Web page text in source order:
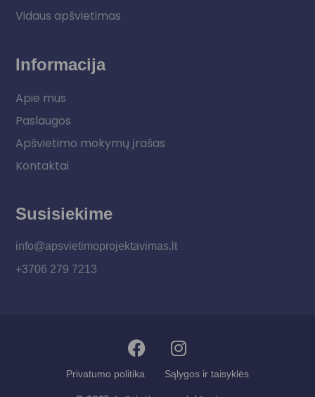
Vidaus apšvietimas
Informacija
Apie mus
Paslaugos
Apšvietimo mokymų įrašas
Kontaktai
Susisiekime
info@apsvietimoprojektavimas.lt
+3706 279 7213
Privatumo politika Sąlygos ir taisyklės